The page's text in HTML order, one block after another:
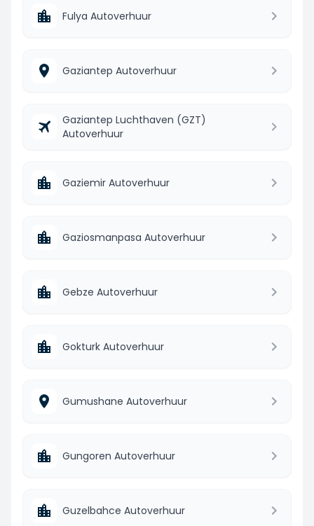
Fulya Autoverhuur
Gaziantep Autoverhuur
Gaziantep Luchthaven (GZT)
Autoverhuur
Gaziemir Autoverhuur
Gaziosmanpasa Autoverhuur
Gebze Autoverhuur
Gokturk Autoverhuur
Gumushane Autoverhuur
Gungoren Autoverhuur
Guzelbahce Autoverhuur